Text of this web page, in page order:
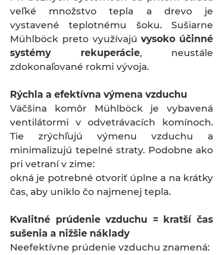
veľké množstvo tepla a drevo je
vystavené teplotnému šoku. Sušiarne
Mühlböck preto využívajúvysoko účinné
systémy rekuperácie, neustále
zdokonaľované rokmi vývoja.
Rýchla a efektívna výmena vzduchu
Väčšina komôr Mühlböck je vybavená
ventilátormi v odvetrávacích komínoch.
Tie zrýchľujú výmenu vzduchu a
minimalizujú tepelné straty. Podobne ako
pri vetraní v zime:
okná je potrebné otvoriť úplne a na krátky
čas, aby uniklo čo najmenej tepla.
Kvalitné prúdenie vzduchu = kratší čas
sušenia a nižšie náklady
Neefektívne prúdenie vzduchu znamená: